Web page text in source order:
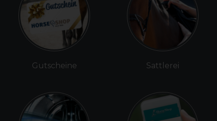
Gutscheine Sattlerei